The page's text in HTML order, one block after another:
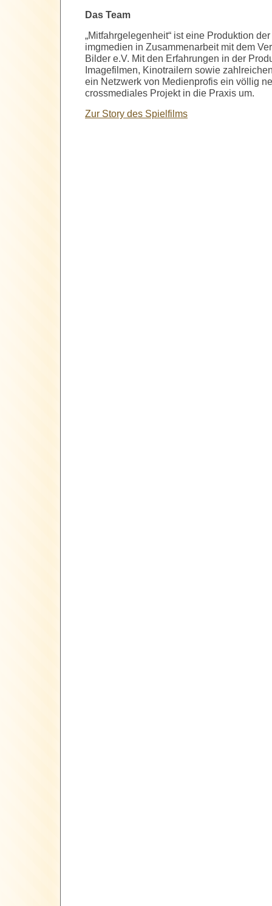
Das Team
„Mitfahrgelegenheit“ ist eine Produktion
imgmedien in Zusammenarbeit mit dem
Bilder e.V. Mit den Erfahrungen in der
Imagefilmen, Kinotrailern sowie
ein Netzwerk von Medienprofis ein völlig
crossmediales Projekt in die Praxis um.
Zur Story des Spielfilms